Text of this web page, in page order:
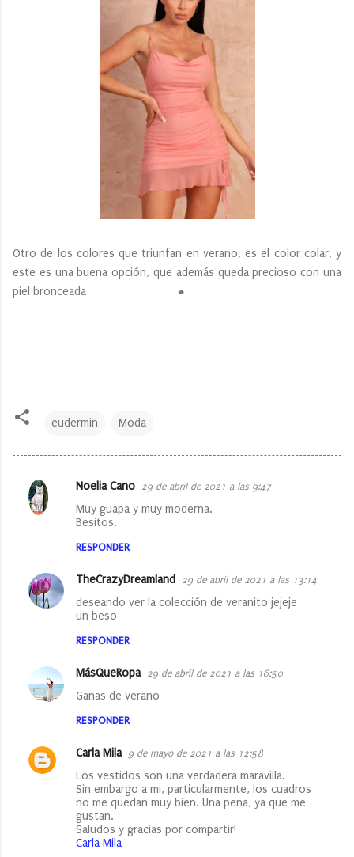
Otro de los colores que triunfan en verano, es el color colar, y
este es una buena opción, que además queda precioso con una
piel bronceada
eudermin Moda
C
o
n
t
o
Noelia Cano 29 de abril de 2021 a las 9:47
Muy guapa y muy moderna.
Besitos.
RESPONDER
TheCrazyDreamland 29 de abril de 2021 a las 13:14
deseando ver la colección de veranito jejeje
un beso
RESPONDER
MásQueRopa 29 de abril de 2021 a las 16:50
Ganas de verano
RESPONDER
Carla Mila 9 de mayo de 2021 a las 12:58
Los vestidos son una verdadera maravilla.
Sin embargo a mi, particularmente, los cuadros
no me quedan muy bien. Una pena, ya que me
gustan.
Saludos y gracias por compartir!
Carla Mila